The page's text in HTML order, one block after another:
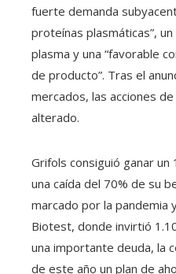
fuerte demanda
proteínas plasmáticas”,
plasma y una “favorable
de producto”. Tras el
mercados, las acciones
alterado.
Grifols consiguió ganar
una caída del 70% de su
marcado por la pandemia
Biotest, donde invirtió
una importante deuda, la
de este año un plan de